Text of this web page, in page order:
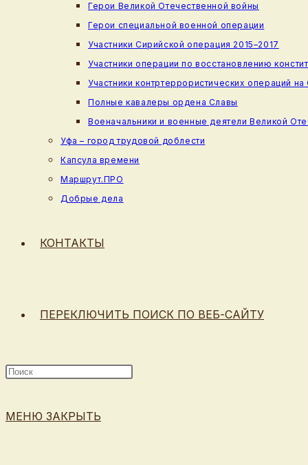
Герои Великой Отечественной войны
Герои специальной военной операции
Участники Сирийской операция 2015–2017
Участники операции по восстановлению
Участники контртеррористических операций
Полные кавалеры ордена Славы
Военачальники и военные деятели Великой
Уфа – город трудовой доблести
Капсула времени
Маршрут.ПРО
Добрые дела
КОНТАКТЫ
ПЕРЕКЛЮЧИТЬ ПОИСК ПО ВЕБ-САЙТУ
МЕНЮ ЗАКРЫТЬ